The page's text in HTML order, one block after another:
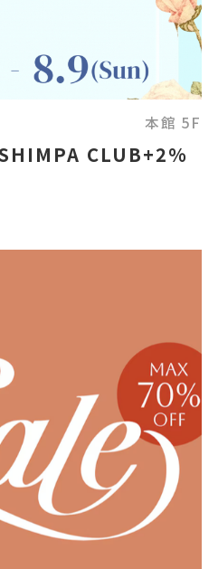
本館 5F
CLUB+2%